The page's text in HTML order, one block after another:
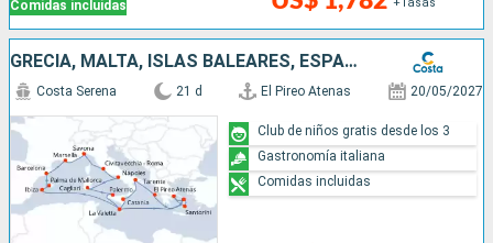
Comidas incluidas +Tasas
GRECIA, MALTA, ISLAS BALEARES, ESPAÑA, FRANCIA, ITALIA
Costa Serena 21 d El Pireo Atenas 20/05/2027
Club de niños gratis desde los 3
Gastronomía italiana
Comidas incluidas